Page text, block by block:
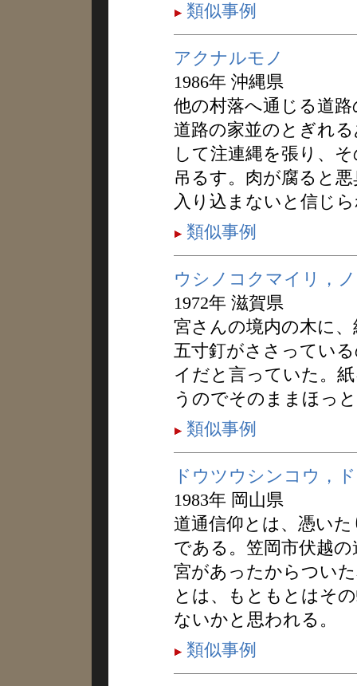
類似事例
アクナルモノ
1986年 沖縄県
他の村落へ通じる道
道路の家並のとぎれ
して注連縄を張り、
吊るす。肉が腐ると
入り込まないと信じ
類似事例
ウシノコクマイリ，
1972年 滋賀県
宮さんの境内の木に
五寸釘がささってい
イだと言っていた。
うのでそのままほっ
類似事例
ドウツウシンコウ，
1983年 岡山県
道通信仰とは、憑い
である。笠岡市伏越
宮があったからつい
とは、もともとはそ
ないかと思われる。
類似事例